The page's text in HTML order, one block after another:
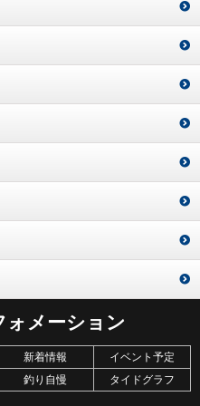
メーション
新着情報
イベント予定
釣り自慢
タイドグラフ